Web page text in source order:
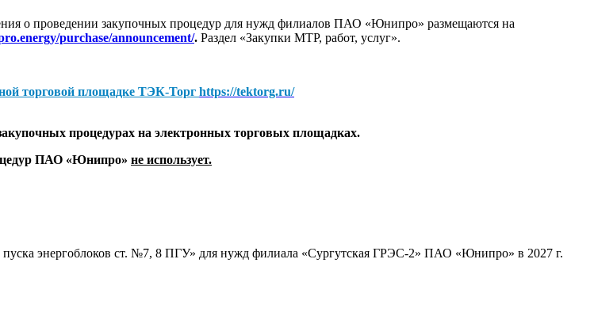
о проведении закупочных процедур для нужд филиалов ПАО «Юнипро» размещаются на
purchase/announcement/. Раздел «Закупки МТР, работ, услуг».
торговой площадке ТЭК-Торг https://tektorg.ru/
процедурах на электронных торговых площадках.
ПАО «Юнипро» не использует.
пуска энергоблоков ст. №7, 8 ПГУ» для нужд филиала «Сургутская ГРЭС-2» ПАО «Юнипро» в 2027 г.